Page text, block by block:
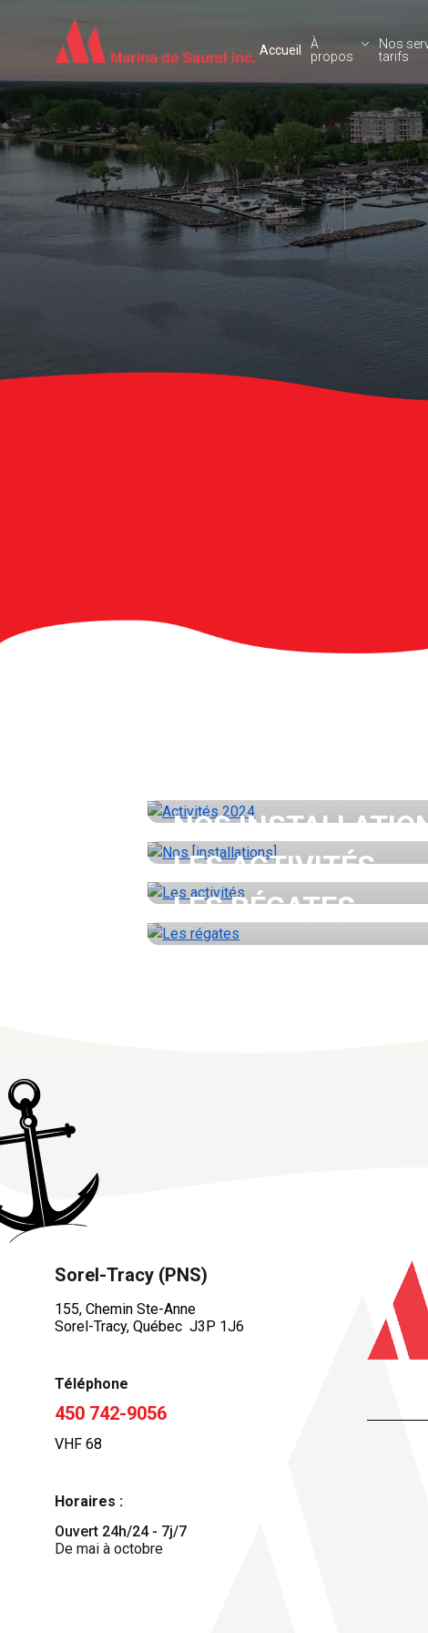
Accueil
À
propos
Nos
tarifs
NOS
LES ACTIVITÉS
LES RÉGATES
Sorel-Tracy (PNS)
155, Chemin Ste-Anne
Sorel-Tracy, Québec J3P 1J6
Téléphone
450 742-9056
VHF 68
Horaires :
Ouvert 24h/24 - 7j/7
De mai à octobre